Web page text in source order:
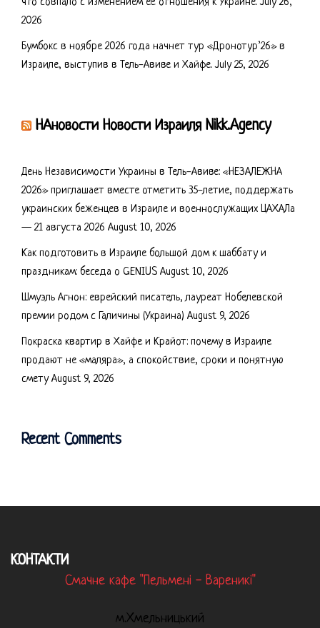
что совпало с изменением её отношения к Украине. July 26,
2026
Бумбокс в ноябре 2026 года начнет тур «Дронотур’26» в
Израиле, выступив в Тель-Авиве и Хайфе. July 25, 2026
НАновости Новости Израиля Nikk.Agency
День Независимости Украины в Тель-Авиве: «НЕЗАЛЕЖНА
2026» приглашает вместе отметить 35-летие, поддержать
украинских беженцев в Израиле и военнослужащих ЦАХАЛа
— 21 августа 2026 August 10, 2026
Как подготовить в Израиле большой дом к шаббату и
праздникам: беседа о GENIUS August 10, 2026
Шмуэль Агнон: еврейский писатель, лауреат Нобелевской
премии родом с Галичины (Украина) August 9, 2026
Покраска квартир в Хайфе и Крайот: почему в Израиле
продают не «маляра», а спокойствие, сроки и понятную
смету August 9, 2026
Recent Comments
КОНТАКТИ
Смачне кафе "Пельмені - Вареникі"
м.Хмельницький